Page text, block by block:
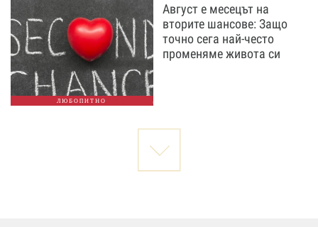
ЛЮБОПИТНО
Август е месецът на
вторите шансове: Защо
точно сега най-често
променяме живота си